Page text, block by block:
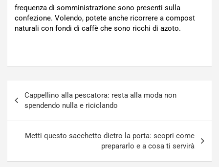
frequenza di somministrazione sono presenti sulla
confezione. Volendo, potete anche ricorrere a compost
naturali con fondi di caffè che sono ricchi di azoto.
articoli
Cappellino alla pescatora: resta alla moda non
spendendo nulla e riciclando
Metti questo sacchetto dietro la porta: scopri come
prepararlo e a cosa ti servirà